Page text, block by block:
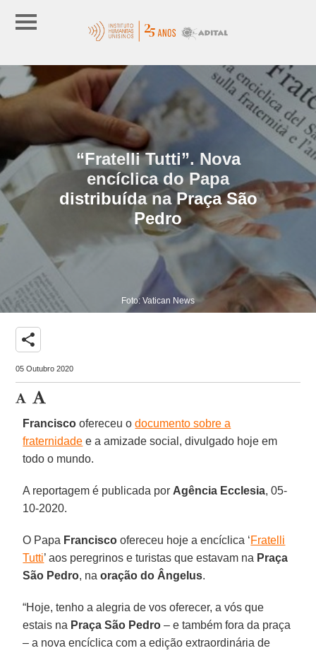
“Fratelli Tutti”. Nova
encíclica do Papa
distribuída na Praça São
Pedro
Foto: Vatican News
share
05 Outubro 2020
Francisco ofereceu odocumento sobre a
fraternidade e a amizade social, divulgado hoje em
todo o mundo.
A reportagem é publicada por Agência Ecclesia, 05-
10-2020.
O Papa Francisco ofereceu hoje a encíclica ‘Fratelli
Tutti’ aos peregrinos e turistas que estavam na Praça
São Pedro, naoração do Ângelus.
“Hoje, tenho a alegria de vos oferecer, a vós que
estais na Praça São Pedro – e também fora da praça
– a nova encíclica com a edição extraordinária de